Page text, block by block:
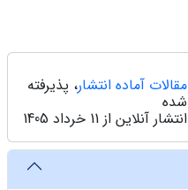
مقالات آماده انتشار، پذیرفته
شده
انتشار آنلاین از 11 خرداد 1405